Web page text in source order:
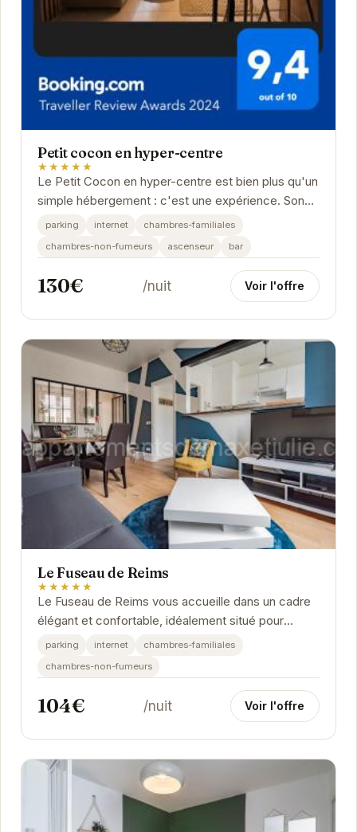
Petit cocon en hyper-centre
★★★★★
Le Petit Cocon en hyper-centre est bien plus qu'un
simple hébergement : c'est une expérience. Son
emplacement privilégié au cœur de Reims vous...
parking internet
chambres-familiales
chambres-non-fumeurs
ascenseur bar
130€ /nuit Voir l'offre
Le Fuseau de Reims
★★★★★
Le Fuseau de Reims vous accueille dans un cadre
élégant et confortable, idéalement situé pour
explorer les richesses de la ville. Profitez d'un...
parking internet
chambres-familiales
chambres-non-fumeurs
104€ /nuit Voir l'offre